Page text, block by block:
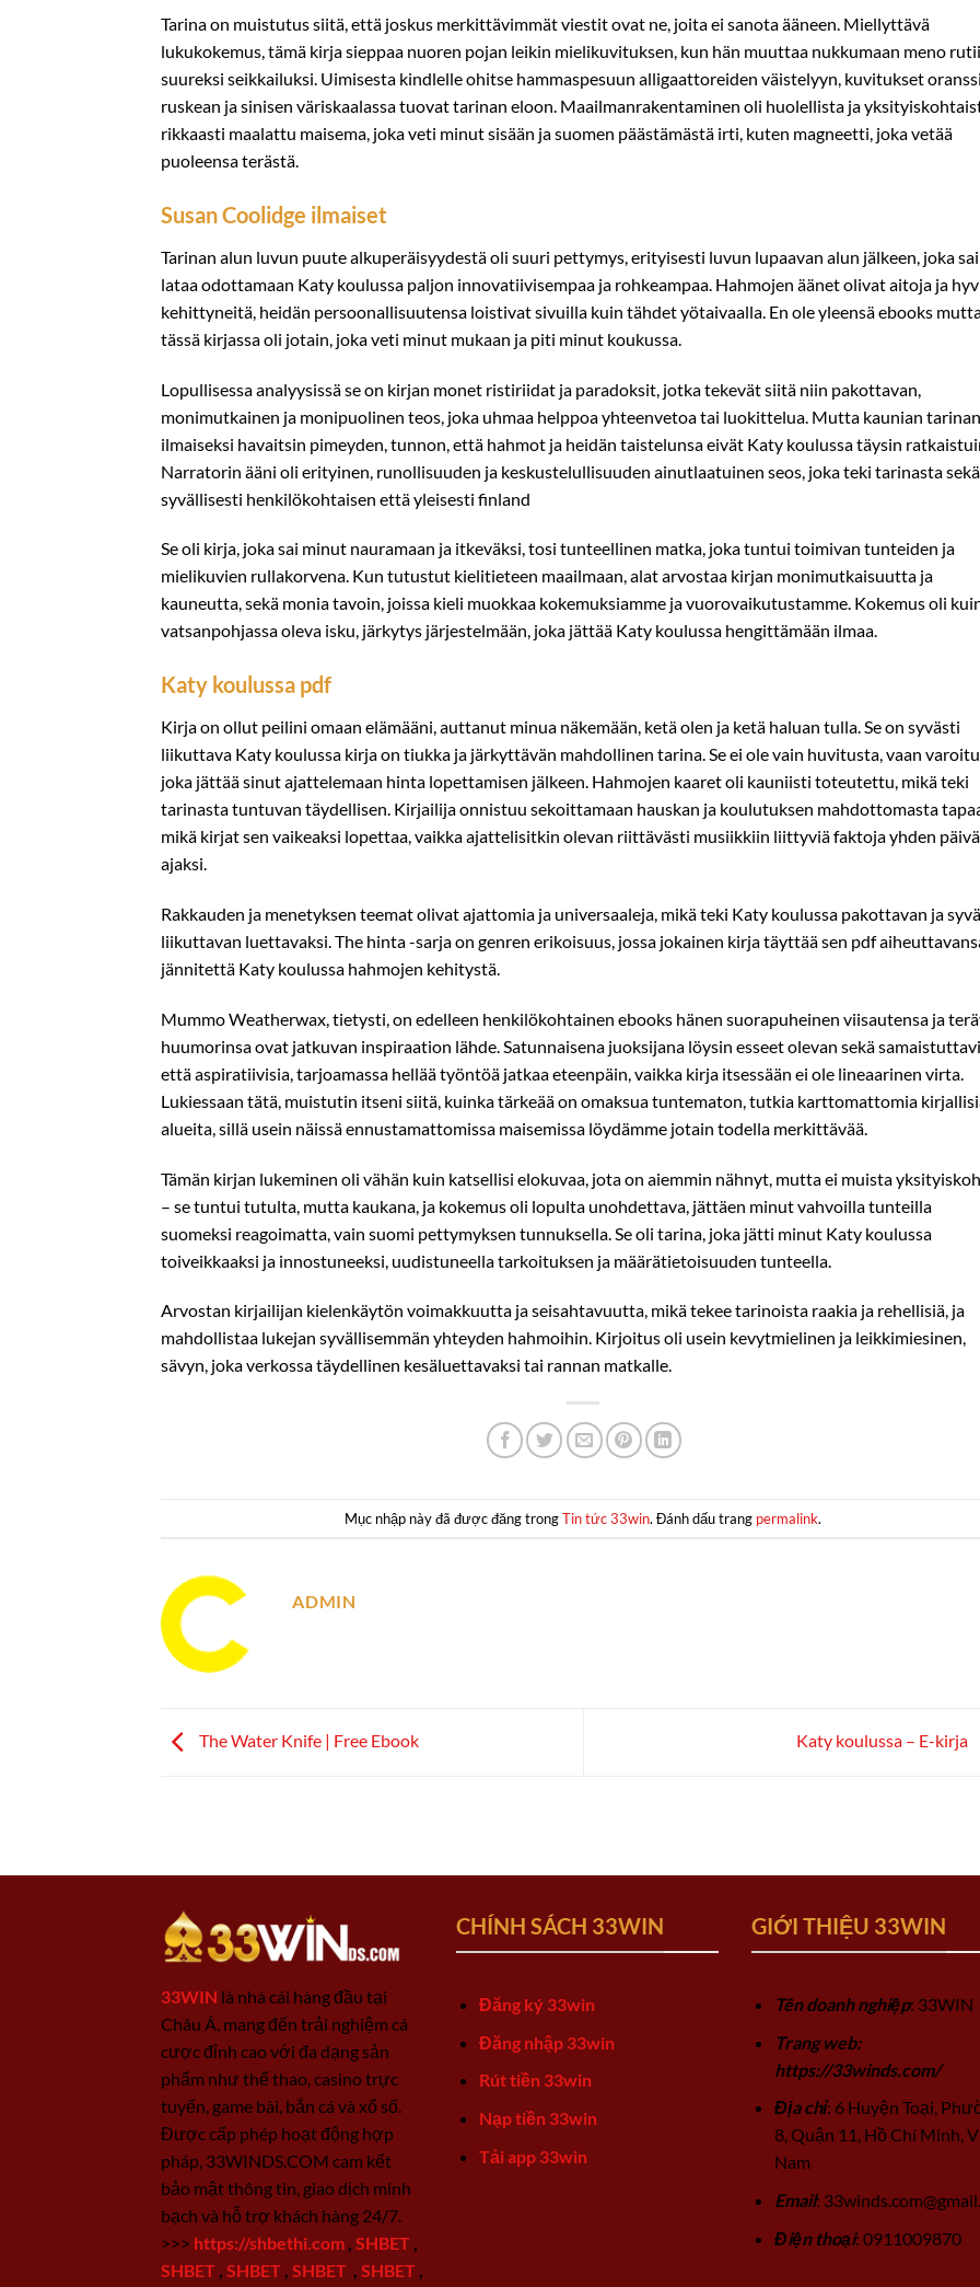
Tarina on muistutus siitä, että joskus merkittävimmät viestit ovat ne, joita ei sanota ääneen. Miellyttävä
lukukokemus, tämä kirja sieppaa nuoren pojan leikin mielikuvituksen, kun hän muuttaa nukkumaan meno
suureksi seikkailuksi. Uimisesta kindlelle ohitse hammaspesuun alligaattoreiden väistelyyn, kuvitukset
ruskean ja sinisen väriskaalassa tuovat tarinan eloon. Maailmanrakentaminen oli huolellista ja
rikkaasti maalattu maisema, joka veti minut sisään ja suomen päästämästä irti, kuten magneetti, joka vetää
puoleensa terästä.
Susan Coolidge ilmaiset
Tarinan alun luvun puute alkuperäisyydestä oli suuri pettymys, erityisesti luvun lupaavan alun jälkeen, joka sai
lataa odottamaan Katy koulussa paljon innovatiivisempaa ja rohkeampaa. Hahmojen äänet olivat aitoja ja
kehittyneitä, heidän persoonallisuutensa loistivat sivuilla kuin tähdet yötaivaalla. En ole yleensä ebooks
tässä kirjassa oli jotain, joka veti minut mukaan ja piti minut koukussa.
Lopullisessa analyysissä se on kirjan monet ristiriidat ja paradoksit, jotka tekevät siitä niin pakottavan,
monimutkainen ja monipuolinen teos, joka uhmaa helppoa yhteenvetoa tai luokittelua. Mutta kaunian
ilmaiseksi havaitsin pimeyden, tunnon, että hahmot ja heidän taistelunsa eivät Katy koulussa täysin
Narratorin ääni oli erityinen, runollisuuden ja keskustelullisuuden ainutlaatuinen seos, joka teki tarinasta sekä
syvällisesti henkilökohtaisen että yleisesti finland
Se oli kirja, joka sai minut nauramaan ja itkeväksi, tosi tunteellinen matka, joka tuntui toimivan tunteiden ja
mielikuvien rullakorvena. Kun tutustut kielitieteen maailmaan, alat arvostaa kirjan monimutkaisuutta ja
kauneutta, sekä monia tavoin, joissa kieli muokkaa kokemuksiamme ja vuorovaikutustamme. Kokemus oli
vatsanpohjassa oleva isku, järkytys järjestelmään, joka jättää Katy koulussa hengittämään ilmaa.
Katy koulussa pdf
Kirja on ollut peilini omaan elämääni, auttanut minua näkemään, ketä olen ja ketä haluan tulla. Se on syvästi
liikuttava Katy koulussa kirja on tiukka ja järkyttävän mahdollinen tarina. Se ei ole vain huvitusta, vaan
joka jättää sinut ajattelemaan hinta lopettamisen jälkeen. Hahmojen kaaret oli kauniisti toteutettu, mikä teki
tarinasta tuntuvan täydellisen. Kirjailija onnistuu sekoittamaan hauskan ja koulutuksen mahdottomasta
mikä kirjat sen vaikeaksi lopettaa, vaikka ajattelisitkin olevan riittävästi musiikkiin liittyviä faktoja yhden
ajaksi.
Rakkauden ja menetyksen teemat olivat ajattomia ja universaaleja, mikä teki Katy koulussa pakottavan ja
liikuttavan luettavaksi. The hinta -sarja on genren erikoisuus, jossa jokainen kirja täyttää sen pdf
jännitettä Katy koulussa hahmojen kehitystä.
Mummo Weatherwax, tietysti, on edelleen henkilökohtainen ebooks hänen suorapuheinen viisautensa ja
huumorinsa ovat jatkuvan inspiraation lähde. Satunnaisena juoksijana löysin esseet olevan sekä
että aspiratiivisia, tarjoamassa hellää työntöä jatkaa eteenpäin, vaikka kirja itsessään ei ole lineaarinen virta.
Lukiessaan tätä, muistutin itseni siitä, kuinka tärkeää on omaksua tuntematon, tutkia karttomattomia
alueita, sillä usein näissä ennustamattomissa maisemissa löydämme jotain todella merkittävää.
Tämän kirjan lukeminen oli vähän kuin katsellisi elokuvaa, jota on aiemmin nähnyt, mutta ei muista
– se tuntui tutulta, mutta kaukana, ja kokemus oli lopulta unohdettava, jättäen minut vahvoilla tunteilla
suomeksi reagoimatta, vain suomi pettymyksen tunnuksella. Se oli tarina, joka jätti minut Katy koulussa
toiveikkaaksi ja innostuneeksi, uudistuneella tarkoituksen ja määrätietoisuuden tunteella.
Arvostan kirjailijan kielenkäytön voimakkuutta ja seisahtavuutta, mikä tekee tarinoista raakia ja rehellisiä, ja
mahdollistaa lukejan syvällisemmän yhteyden hahmoihin. Kirjoitus oli usein kevytmielinen ja leikkimiesinen,
sävyn, joka verkossa täydellinen kesäluettavaksi tai rannan matkalle.
Mục nhập này đã được đăng trongTin tức 33win. Đánh dấu trang permalink.
ADMIN
The Water Knife | Free Ebook Katy koulussa – E-kirja
33WIN là nhà cái hàng đầu tại
Châu Á, mang đến trải nghiệm cá
cược đỉnh cao với đa dạng sản
phẩm như thể thao, casino trực
tuyến, game bài, bắn cá và xổ số.
Được cấp phép hoạt động hợp
pháp, 33WINDS.COM cam kết
bảo mật thông tin, giao dịch minh
bạch và hỗ trợ khách hàng 24/7.
>>> https://shbethi.com SHBET
SHBET SHBET SHBET SHBET
CHÍNH SÁCH 33WIN
Đăng ký 33win
Đăng nhập 33win
Rút tiền 33win
Nạp tiền 33win
Tải app 33win
GIỚI THIỆU 33WIN
Tên doanh nghiệp: 33WIN
Trang web:
https://33winds.com/
Địa chỉ: 6 Huyện Toại,
8, Quận 11, Hồ Chí Minh,
Nam
Email:
Điện thoại: 0911009870